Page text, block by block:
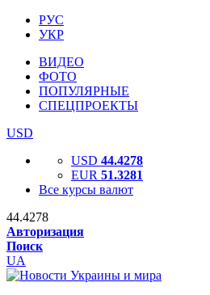
РУС
УКР
ВИДЕО
ФОТО
ПОПУЛЯРНЫЕ
СПЕЦПРОЕКТЫ
USD
USD 44.4278
EUR 51.3281
Все курсы валют
44.4278
Авторизация
Поиск
UA